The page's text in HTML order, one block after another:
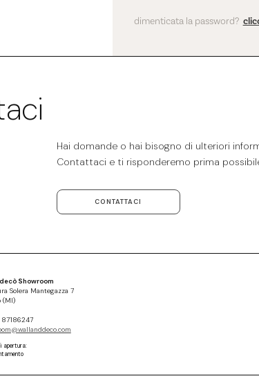
dimenticata la password?
Hai domande o hai bisogno di ulteriori
Contattaci e ti risponderemo prima
CONTATTACI
Showroom
Solera Mantegazza 7
(MI)
apertura: